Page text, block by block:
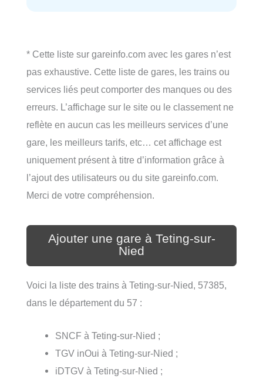
* Cette liste sur gareinfo.com avec les gares n’est
pas exhaustive. Cette liste de gares, les trains ou
services liés peut comporter des manques ou des
erreurs. L’affichage sur le site ou le classement ne
reflète en aucun cas les meilleurs services d’une
gare, les meilleurs tarifs, etc… cet affichage est
uniquement présent à titre d’information grâce à
l’ajout des utilisateurs ou du site gareinfo.com.
Merci de votre compréhension.
Ajouter une gare à Teting-sur-
Nied
Voici la liste des trains à Teting-sur-Nied, 57385,
dans le département du 57 :
SNCF à Teting-sur-Nied ;
TGV inOui à Teting-sur-Nied ;
iDTGV à Teting-sur-Nied ;